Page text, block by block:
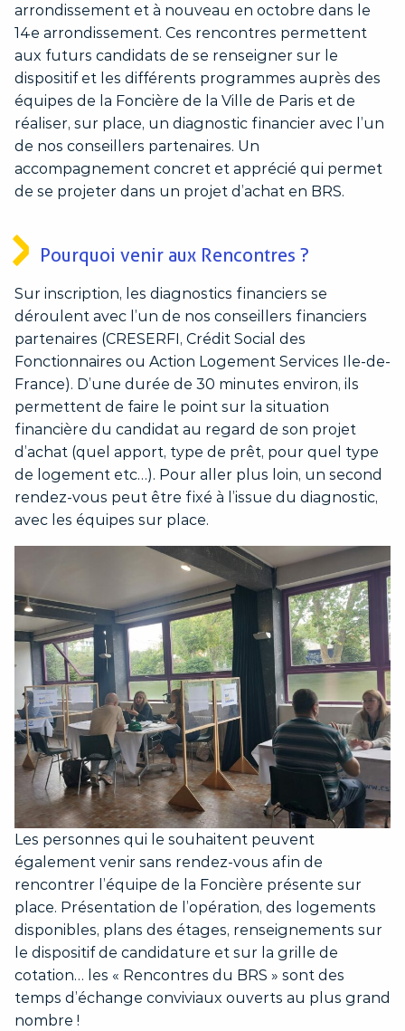
arrondissement et à nouveau en octobre dans le
14e arrondissement. Ces rencontres permettent
aux futurs candidats de se renseigner sur le
dispositif et les différents programmes auprès des
équipes de la Foncière de la Ville de Paris et de
réaliser, sur place, un diagnostic financier avec l’un
de nos conseillers partenaires. Un
accompagnement concret et apprécié qui permet
de se projeter dans un projet d’achat en BRS.
Pourquoi venir aux Rencontres ?
Sur inscription, les diagnostics financiers se
déroulent avec l’un de nos conseillers financiers
partenaires (CRESERFI, Crédit Social des
Fonctionnaires ou Action Logement Services Ile-de-
France). D’une durée de 30 minutes environ, ils
permettent de faire le point sur la situation
financière du candidat au regard de son projet
d’achat (quel apport, type de prêt, pour quel type
de logement etc…). Pour aller plus loin, un second
rendez-vous peut être fixé à l’issue du diagnostic,
avec les équipes sur place.
Les personnes qui le souhaitent peuvent
également venir sans rendez-vous afin de
rencontrer l’équipe de la Foncière présente sur
place. Présentation de l’opération, des logements
disponibles, plans des étages, renseignements sur
le dispositif de candidature et sur la grille de
cotation… les « Rencontres du BRS » sont des
temps d’échange conviviaux ouverts au plus grand
nombre !